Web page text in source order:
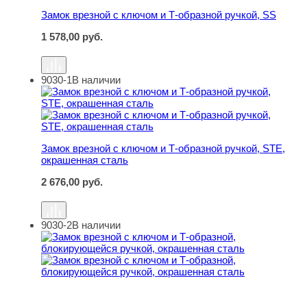
Замок врезной с ключом и Т-образной ручкой, SS
1 578,00 руб.
Замок врезной с ключом и Т-образной ручкой, STE,
9030-1В наличии
Замок врезной с ключом и Т-образной ручкой, STE,
окрашенная сталь
2 676,00 руб.
Замок врезной с ключом и Т-образной, блокирующейся
9030-2В наличии